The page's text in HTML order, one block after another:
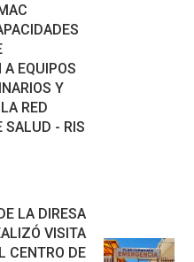
A EQUIPOS
Y
RED
SALUD - RIS
LA DIRESA
VISITA
CENTRO DE